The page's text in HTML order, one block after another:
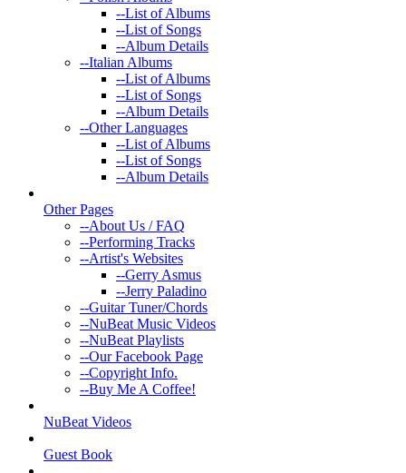
--List of Albums
--List of Songs
--Album Details
--Italian Albums
--List of Albums
--List of Songs
--Album Details
--Other Languages
--List of Albums
--List of Songs
--Album Details
Other Pages
--About Us / FAQ
--Performing Tracks
--Artist's Websites
--Gerry Asmus
--Jerry Paladino
--Guitar Tuner/Chords
--NuBeat Music Videos
--NuBeat Playlists
--Our Facebook Page
--Copyright Info.
--Buy Me A Coffee!
NuBeat Videos
Guest Book